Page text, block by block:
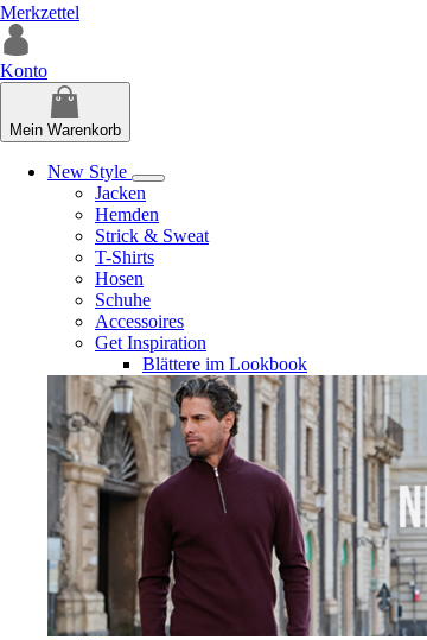
Merkzettel
Konto
Mein Warenkorb
New Style
Jacken
Hemden
Strick & Sweat
T-Shirts
Hosen
Schuhe
Accessoires
Get Inspiration
Blättere im Lookbook